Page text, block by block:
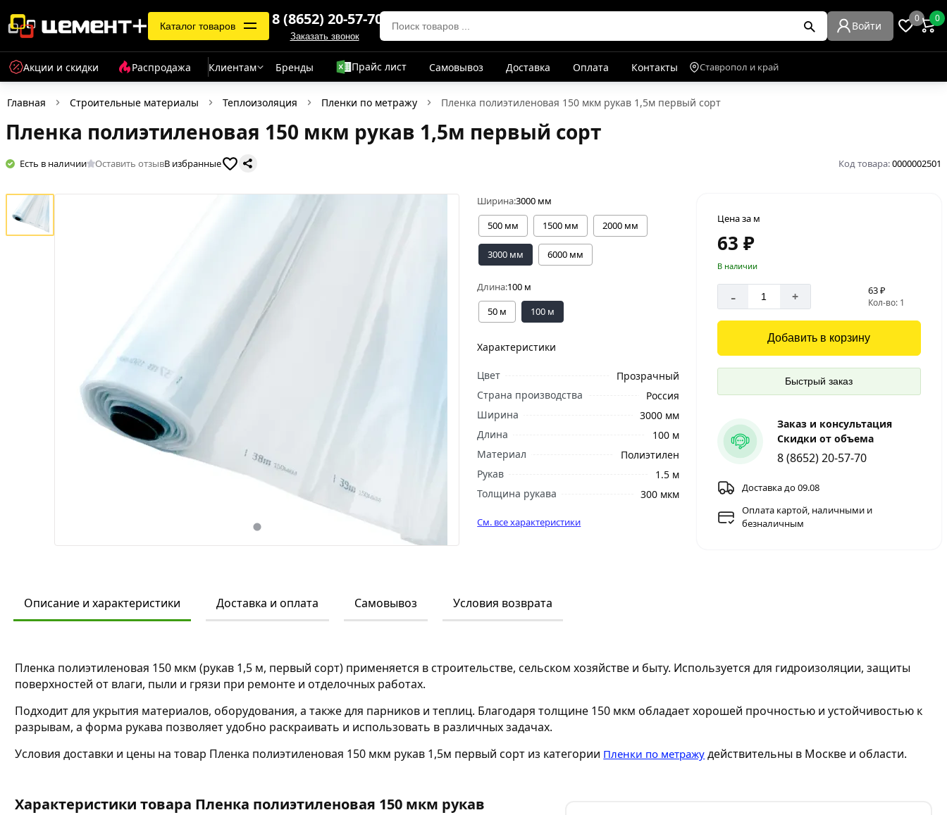
Каталог товаров 8 (8652) 20-57-70
Заказать звонок
Войти
0 0
Акции и скидки Распродажа Клиентам Бренды Прайс лист Самовывоз Доставка Оплата Контакты Ставропол и край
Главная Строительные материалы Теплоизоляция Пленки по метражу Пленка полиэтиленовая 150 мкм рукав 1,5м первый сорт
Пленка полиэтиленовая 150 мкм рукав 1,5м первый сорт
Есть в наличии Оставить отзывВ избранные Код товара:0000002501
Ширина:3000 мм
500 мм
1500 мм 2000 мм
3000 мм 6000 мм
Длина:100 м
50 м
100 м
Характеристики
Цвет
Прозрачный
Страна производства
Россия
Ширина
3000 мм
Длина
100 м
Материал
Полиэтилен
Рукав
1.5 м
Толщина рукава
300 мкм
См. все характеристики
Цена за м
63 ₽
В наличии
- + 63 ₽
Кол-во: 1
Добавить в корзину
Быстрый заказ
Заказ и консультация
Скидки от объема
8 (8652) 20-57-70
Доставка до 09.08
Оплата картой, наличными и
безналичным
Описание и характеристики Доставка и оплата Самовывоз Условия возврата
Пленка полиэтиленовая 150 мкм (рукав 1,5 м, первый сорт) применяется в строительстве, сельском хозяйстве и быту. Используется для гидроизоляции, защиты
поверхностей от влаги, пыли и грязи при ремонте и отделочных работах.
Подходит для укрытия материалов, оборудования, а также для парников и теплиц. Благодаря толщине 150 мкм обладает хорошей прочностью и устойчивостью к
разрывам, а форма рукава позволяет удобно раскраивать и использовать в различных задачах.
Условия доставки и цены на товар Пленка полиэтиленовая 150 мкм рукав 1,5м первый сорт из категории Пленки по метражу действительны в Москве и области.
Характеристики товара Пленка полиэтиленовая 150 мкм рукав